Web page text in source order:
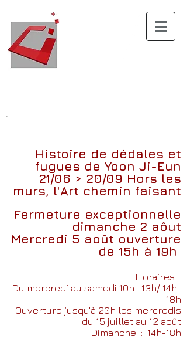
.
Histoire de dédales et
fugues de Yoon Ji-Eun
21/06 > 20/09 Hors les
murs, l'Art chemin faisant
Fermeture exceptionnelle
dimanche 2 aôut
Mercredi 5 août ouverture
de 15h à 19h
Horaires :
Du mercredi au samedi 10h -13h/ 14h-
18h
Ouverture jusqu'à 20h les mercredis
du 15 juillet au 12 août
Dimanche : 14h-18h